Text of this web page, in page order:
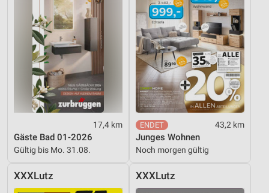
17,4 km
Gäste Bad 01-2026
Gültig bis Mo. 31.08.
43,2 km
Junges Wohnen
Noch morgen gültig
XXXLutz XXXLutz